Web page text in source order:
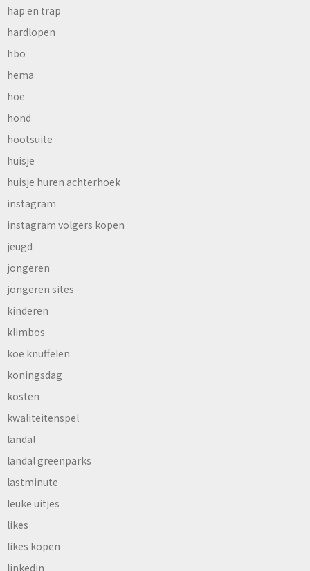
hap en trap
hardlopen
hbo
hema
hoe
hond
hootsuite
huisje
huisje huren achterhoek
instagram
instagram volgers kopen
jeugd
jongeren
jongeren sites
kinderen
klimbos
koe knuffelen
koningsdag
kosten
kwaliteitenspel
landal
landal greenparks
lastminute
leuke uitjes
likes
likes kopen
linkedin